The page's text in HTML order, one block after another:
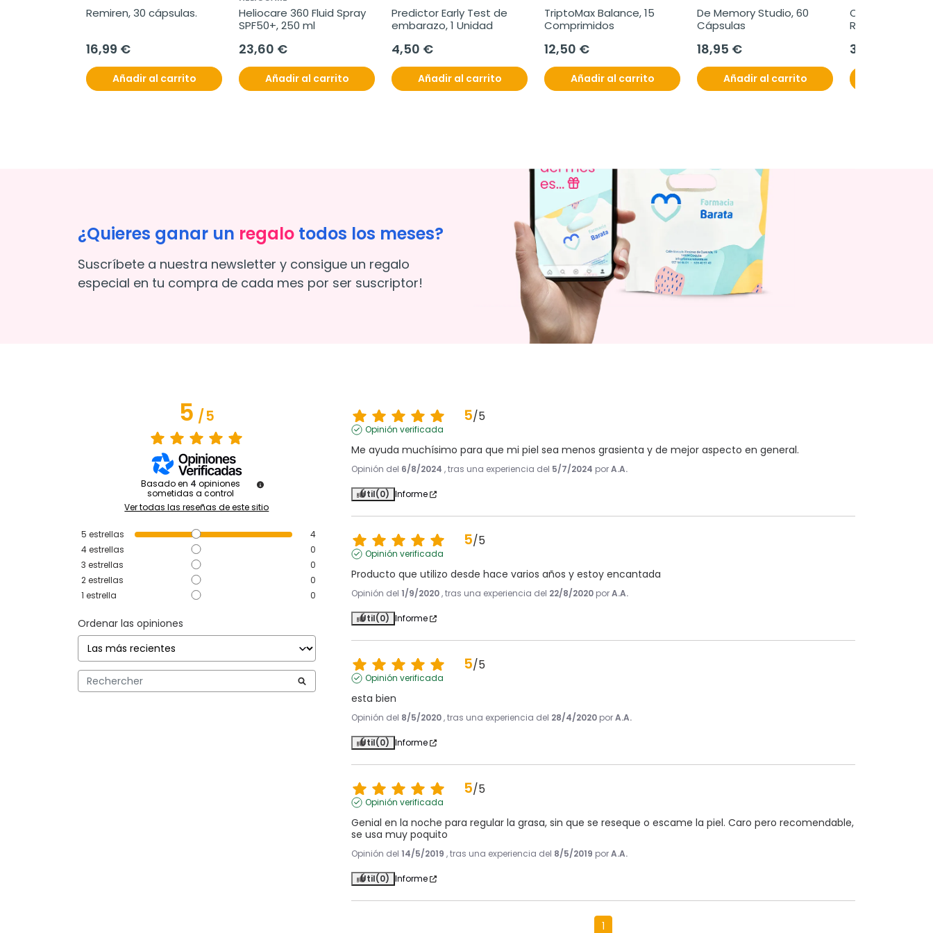
Remiren, 30 cápsulas.
16,99 €
Añadir al carrito
Heliocare 360 Fluid Spray
SPF50+, 250 ml
23,60 €
Añadir al carrito
Predictor Early Test de
embarazo, 1 Unidad
4,50 €
Añadir al carrito
TriptoMax Balance, 15
Comprimidos
12,50 €
Añadir al carrito
De Memory Studio, 60
Cápsulas
18,95 €
Añadir al carrito
Olphatea Kit
Recuperación
31,80 €
¿Quieres ganar un regalo todos los meses?
Suscríbete a nuestra newsletter y consigue un regalo
especial en tu compra de cada mes por ser suscriptor!
5/5
Basado en 4 opiniones
sometidas a control
Ver todas las reseñas de este sitio
5 estrellas
4
4estrellas
0
3 estrellas
0
2estrellas
0
1 estrella 0
Ordenar las opiniones
5/5
Opinión verificada
Me ayuda muchísimo para que mi piel sea menos grasienta y de mejor aspecto en general.
Opinión del 6/8/2024 , tras una experiencia del 5/7/2024 porA.A.
Útil(0) Informe
5/5
Opinión verificada
Producto que utilizo desde hace varios años y estoy encantada
Opinión del 1/9/2020, tras una experiencia del 22/8/2020 porA.A.
Útil(0) Informe
5/5
Opinión verificada
esta bien
Opinión del 8/5/2020, tras una experiencia del 28/4/2020 porA.A.
Útil(0) Informe
5/5
Opinión verificada
Genial en la noche para regular la grasa, sin que se reseque o escame la piel. Caro pero recomendable,
se usa muy poquito
Opinión del 14/5/2019 , tras una experiencia del 8/5/2019 porA.A.
Útil(0) Informe
1